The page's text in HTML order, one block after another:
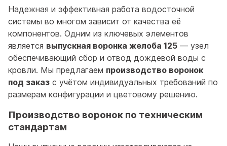
Надежная и эффективная работа водосточной
системы во многом зависит от качества её
компонентов. Одним из ключевых элементов
является выпускная воронка желоба 125 — узел
обеспечивающий сбор и отвод дождевой воды с
кровли. Мы предлагаем производство воронок
под заказ с учётом индивидуальных требований по
размерам конфигурации и цветовому решению.
Производство воронок по техническим
стандартам